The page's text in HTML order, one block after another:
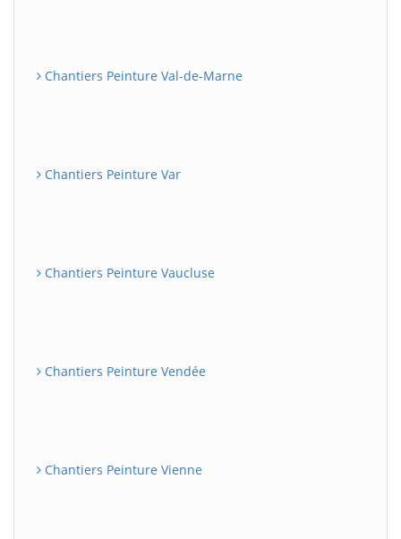
Chantiers Peinture Val-de-Marne
Chantiers Peinture Var
Chantiers Peinture Vaucluse
Chantiers Peinture Vendée
Chantiers Peinture Vienne